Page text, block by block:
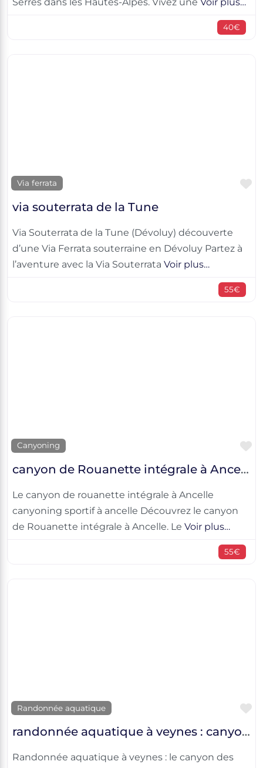
40€
Via ferrata
via souterrata de la Tune
Via Souterrata de la Tune (Dévoluy) découverte
d’une Via Ferrata souterraine en Dévoluy Partez à
l’aventure avec la Via Souterrata Voir plus…
55€
Canyoning
canyon de Rouanette intégrale à Ancelle
Le canyon de rouanette intégrale à Ancelle
canyoning sportif à ancelle Découvrez le canyon
de Rouanette intégrale à Ancelle. Le Voir plus…
55€
Randonnée aquatique
randonnée aquatique à veynes : canyon des marmites du diable
Randonnée aquatique à veynes : le canyon des